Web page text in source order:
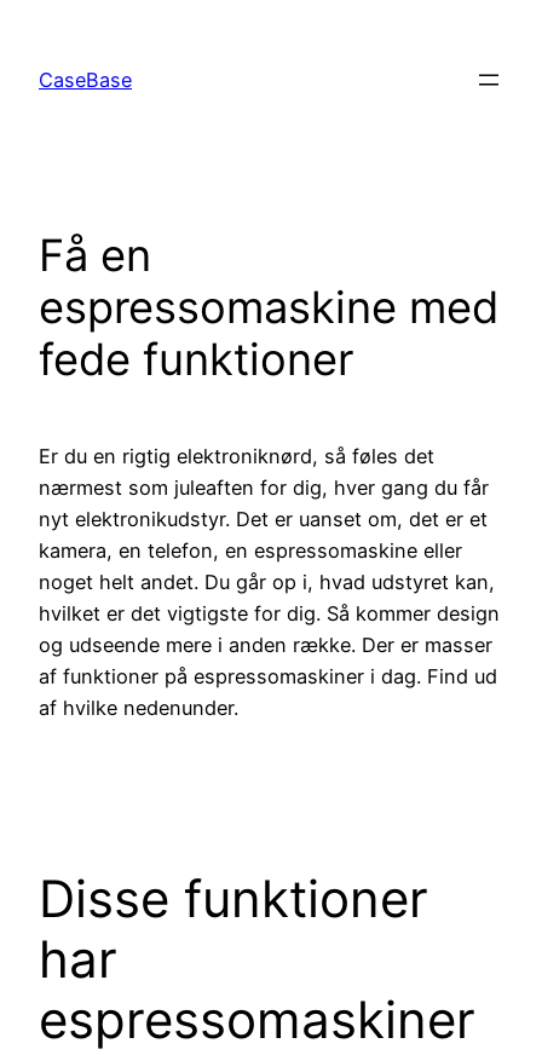
indhold
CaseBase
Få en
espressomaskine med
fede funktioner
Er du en rigtig elektroniknørd, så føles det
nærmest som juleaften for dig, hver gang du får
nyt elektronikudstyr. Det er uanset om, det er et
kamera, en telefon, en espressomaskine eller
noget helt andet. Du går op i, hvad udstyret kan,
hvilket er det vigtigste for dig. Så kommer design
og udseende mere i anden række. Der er masser
af funktioner på espressomaskiner i dag. Find ud
af hvilke nedenunder.
Disse funktioner
har
espressomaskiner